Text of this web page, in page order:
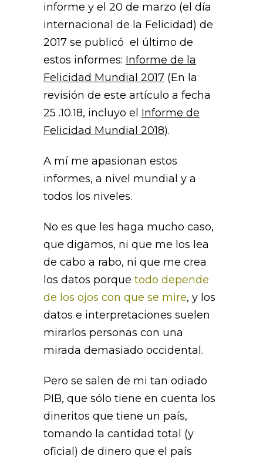
informe y el 20 de marzo (el día
internacional de la Felicidad) de
2017 se publicó el último de
estos informes: Informe de la
Felicidad Mundial 2017 (En la
revisión de este artículo a fecha
25 .10.18, incluyo el Informe de
Felicidad Mundial 2018).
A mí me apasionan estos
informes, a nivel mundial y a
todos los niveles.
No es que les haga mucho caso,
que digamos, ni que me los lea
de cabo a rabo, ni que me crea
los datos porque todo depende
de los ojos con que se mire, y los
datos e interpretaciones suelen
mirarlos personas con una
mirada demasiado occidental.
Pero se salen de mi tan odiado
PIB, que sólo tiene en cuenta los
dineritos que tiene un país,
tomando la cantidad total (y
oficial) de dinero que el país